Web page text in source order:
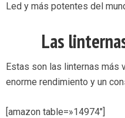
Led y más potentes del
Las
Estas son las linternas más
enorme rendimiento y un
[amazon table=»14974″]